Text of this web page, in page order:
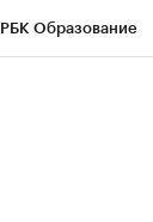
РБК Образование